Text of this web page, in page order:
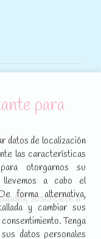
suscríbete a
para
datos de localización
las características
otorgarnos su
llevemos a cabo el
forma alternativa,
y cambiar sus
Tenga
datos personales